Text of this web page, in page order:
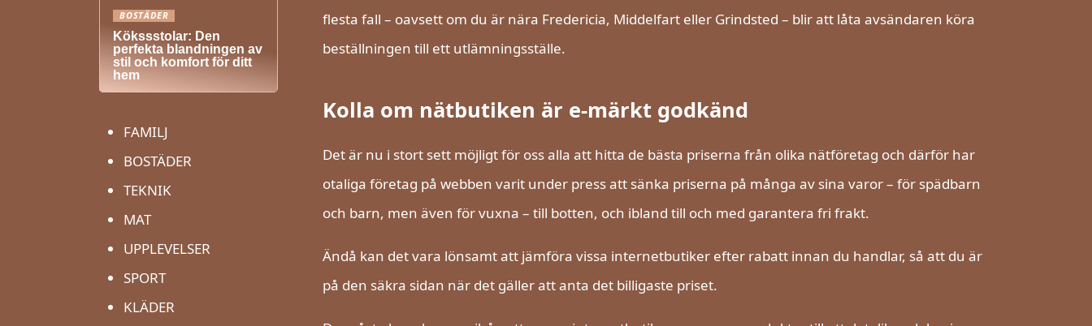
flesta fall – oavsett om du är nära Fredericia, Middelfart eller Grindsted – blir att låta avsändaren köra
beställningen till ett utlämningsställe.
Kolla om nätbutiken är e-märkt godkänd
Det är nu i stort sett möjligt för oss alla att hitta de bästa priserna från olika nätföretag och därför har
otaliga företag på webben varit under press att sänka priserna på många av sina varor – för spädbarn
och barn, men även för vuxna – till botten, och ibland till och med garantera fri frakt.
Ändå kan det vara lönsamt att jämföra vissa internetbutiker efter rabatt innan du handlar, så att du är
på den säkra sidan när det gäller att anta det billigaste priset.
BOSTÄDER
Kökssstolar: Den
perfekta blandningen av
stil och komfort för ditt
hem
FAMILJ
BOSTÄDER
TEKNIK
MAT
UPPLEVELSER
SPORT
KLÄDER